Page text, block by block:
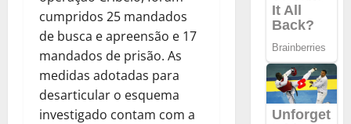
cumpridos 25 mandados
de busca e apreensão e 17
mandados de prisão. As
medidas adotadas para
desarticular o esquema
investigado contam com a